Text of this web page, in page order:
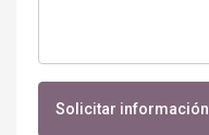
Solicitar información